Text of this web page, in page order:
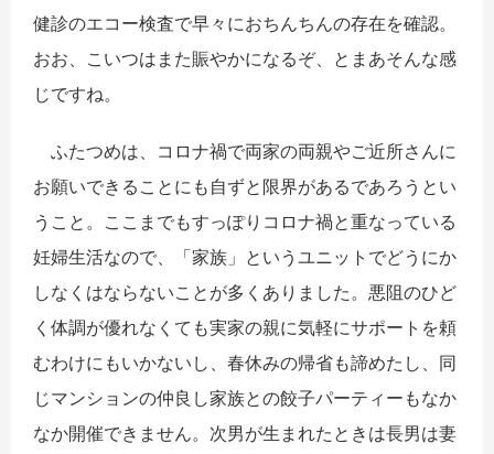
健診のエコー検査で早々におちんちんの存在を確認。
おお、こいつはまた賑やかになるぞ、とまあそんな感
じですね。
ふたつめは、コロナ禍で両家の両親やご近所さんに
お願いできることにも自ずと限界があるであろうとい
うこと。ここまでもすっぽりコロナ禍と重なっている
妊婦生活なので、「家族」というユニットでどうにか
しなくはならないことが多くありました。悪阻のひど
く体調が優れなくても実家の親に気軽にサポートを頼
むわけにもいかないし、春休みの帰省も諦めたし、同
じマンションの仲良し家族との餃子パーティーもなか
なか開催できません。次男が生まれたときは長男は妻